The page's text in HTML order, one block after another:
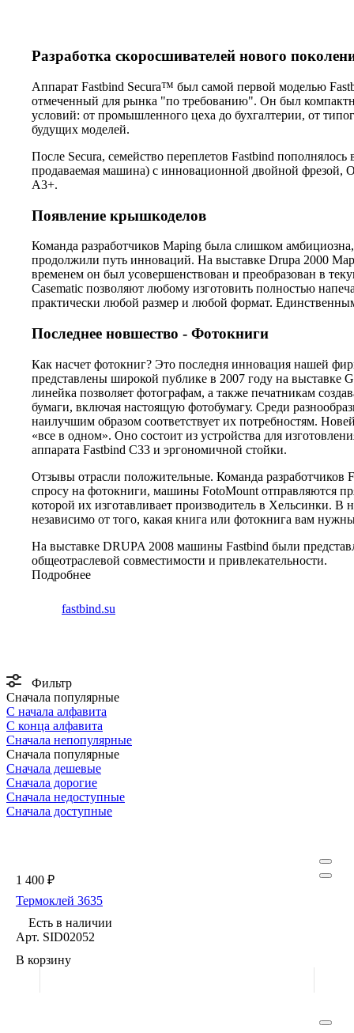
Разработка скоросшивателей нового
Аппарат Fastbind Secura™ был самой первой моделью
отмеченный для рынка "по требованию". Он был
условий: от промышленного цеха до бухгалтерии, от
будущих моделей.
После Secura, семейство переплетов Fastbind
продаваемая машина) с инновационной двойной
A3+.
Появление крышкоделов
Команда разработчиков Maping была слишком
продолжили путь инноваций. На выставке Drupa 2000
временем он был усовершенствован и преобразован в
Casematic позволяют любому изготовить полностью
практически любой размер и любой формат.
Последнее новшество - Фотокниги
Как насчет фотокниг? Это последня инновация нашей
представлены широкой публике в 2007 году на выставке
линейка позволяет фотографам, а также печатникам
бумаги, включая настоящую фотобумагу. Среди
наилучшим образом соответствует их потребностям.
«все в одном». Оно состоит из устройства для
аппарата Fastbind C33 и эргономичной стойки.
Отзывы отрасли положительные. Команда разработчиков
спросу на фотокниги, машины FotoMount отправляются
которой их изготавливает производитель в Хельсинки. В
независимо от того, какая книга или фотокнига вам
На выставке DRUPA 2008 машины Fastbind были
общеотраслевой совместимости и привлекательности.
Подробнее
fastbind.su
Фильтр
Сначала популярные
С начала алфавита
С конца алфавита
Сначала непопулярные
Сначала популярные
Сначала дешевые
Сначала дорогие
Сначала недоступные
Сначала доступные
1 400 ₽
Термоклей 3635
Есть в наличии
Арт. SID02052
В корзину